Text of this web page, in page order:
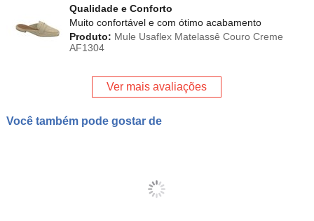
Qualidade e Conforto
Muito confortável e com ótimo acabamento
Produto: Mule Usaflex Matelassê Couro Creme
AF1304
Ver mais avaliações
Você também pode gostar de